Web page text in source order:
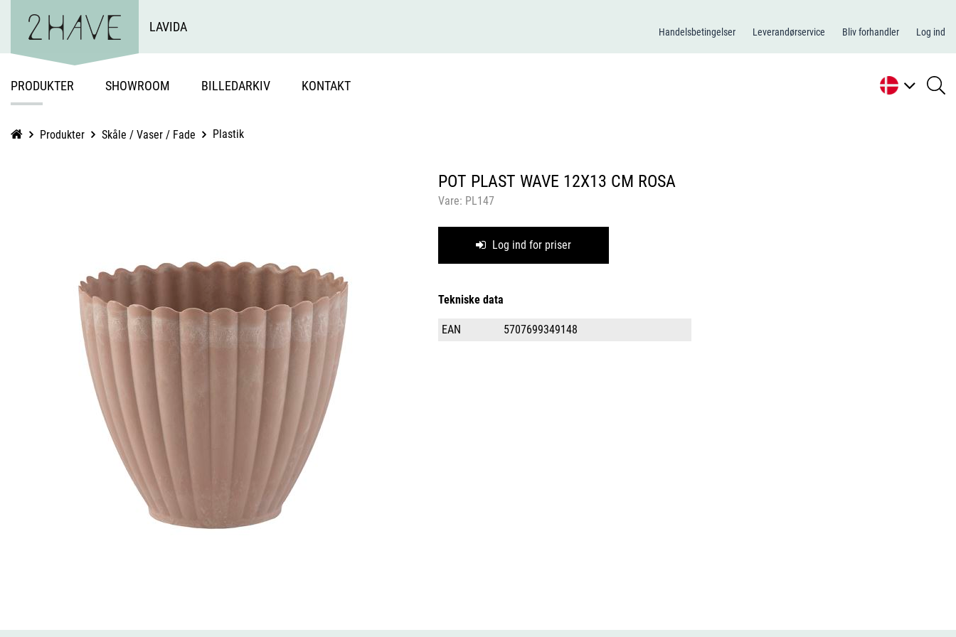
LAVIDA Handelsbetingelser Leverandørservice Bliv forhandler Log ind
PRODUKTER SHOWROOM BILLEDARKIV KONTAKT
Produkter Skåle / Vaser / Fade Plastik
POT PLAST WAVE 12X13 CM ROSA
Vare: PL147
Log ind for priser
Tekniske data
EAN 5707699349148